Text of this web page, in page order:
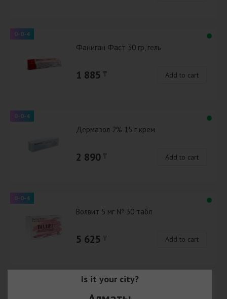
0-0-4
Фаниган Фаст 30 гр, гель
1 885 ₸ Add to cart
0-0-4
Дермазол 2% 15 г крем
2 890 ₸ Add to cart
0-0-4
Волвит 5 мг № 30 табл
5 625 ₸ Add to cart
Гинекс форте 750 мг/200 мг № 7 вагин.
Is it your city?